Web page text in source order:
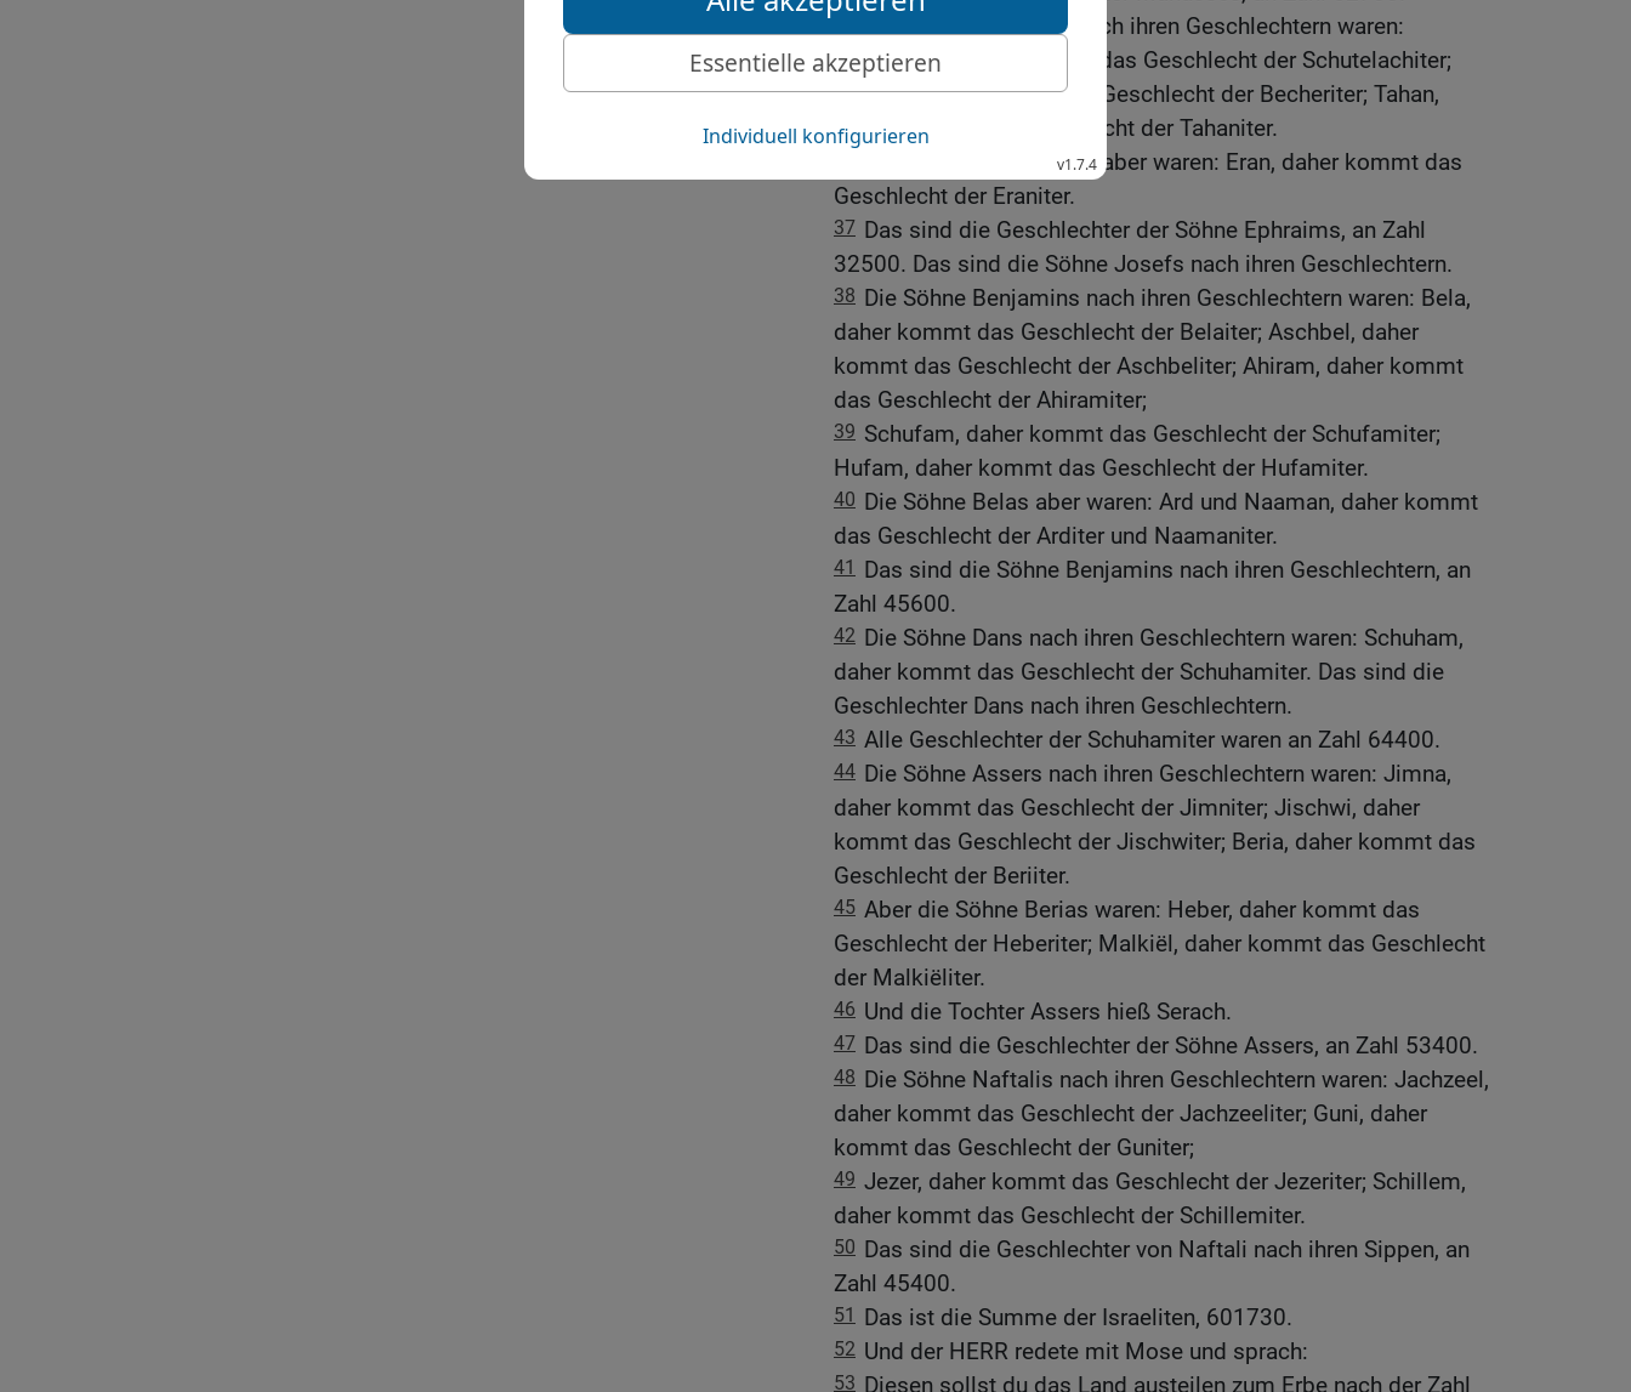
Die Söhne Ephraims nach ihren Geschlechtern waren:
Schutelach, daher kommt das Geschlecht der Schutelachiter;
Becher, daher kommt das Geschlecht der Becheriter; Tahan,
daher kommt das Geschlecht der Tahaniter.
Die Söhne Schutelachs aber waren: Eran, daher kommt das
Geschlecht der Eraniter.
37 Das sind die Geschlechter der Söhne Ephraims, an Zahl
32500. Das sind die Söhne Josefs nach ihren Geschlechtern.
38 Die Söhne Benjamins nach ihren Geschlechtern waren: Bela,
daher kommt das Geschlecht der Belaiter; Aschbel, daher
kommt das Geschlecht der Aschbeliter; Ahiram, daher kommt
das Geschlecht der Ahiramiter;
39 Schufam, daher kommt das Geschlecht der Schufamiter;
Hufam, daher kommt das Geschlecht der Hufamiter.
40 Die Söhne Belas aber waren: Ard und Naaman, daher kommt
das Geschlecht der Arditer und Naamaniter.
41 Das sind die Söhne Benjamins nach ihren Geschlechtern, an
Zahl 45600.
42 Die Söhne Dans nach ihren Geschlechtern waren: Schuham,
daher kommt das Geschlecht der Schuhamiter. Das sind die
Geschlechter Dans nach ihren Geschlechtern.
43 Alle Geschlechter der Schuhamiter waren an Zahl 64400.
44 Die Söhne Assers nach ihren Geschlechtern waren: Jimna,
daher kommt das Geschlecht der Jimniter; Jischwi, daher
kommt das Geschlecht der Jischwiter; Beria, daher kommt das
Geschlecht der Beriiter.
45 Aber die Söhne Berias waren: Heber, daher kommt das
Geschlecht der Heberiter; Malkiël, daher kommt das Geschlecht
der Malkiëliter.
46 Und die Tochter Assers hieß Serach.
47 Das sind die Geschlechter der Söhne Assers, an Zahl 53400.
48 Die Söhne Naftalis nach ihren Geschlechtern waren: Jachzeel,
daher kommt das Geschlecht der Jachzeeliter; Guni, daher
kommt das Geschlecht der Guniter;
49 Jezer, daher kommt das Geschlecht der Jezeriter; Schillem,
daher kommt das Geschlecht der Schillemiter.
50 Das sind die Geschlechter von Naftali nach ihren Sippen, an
Zahl 45400.
51 Das ist die Summe der Israeliten, 601730.
52 Und der HERR redete mit Mose und sprach:
53 Diesen sollst du das Land austeilen zum Erbe nach der Zahl